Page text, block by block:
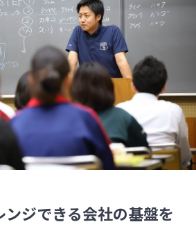
ジできる会社の基盤を